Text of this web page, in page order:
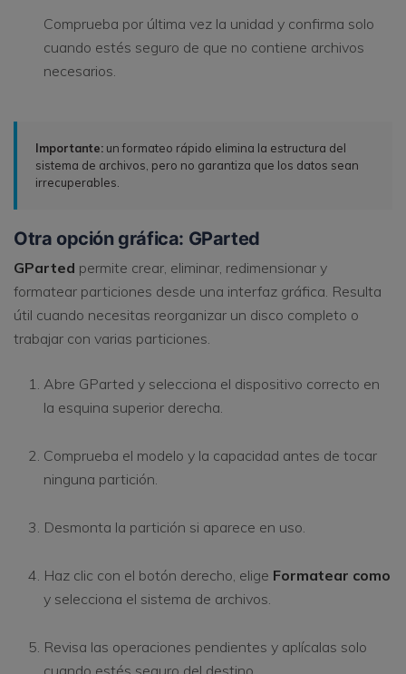
Comprueba por última vez la unidad y confirma solo
cuando estés seguro de que no contiene archivos
necesarios.
Importante: un formateo rápido elimina la estructura del
sistema de archivos, pero no garantiza que los datos sean
irrecuperables.
Otra opción gráfica: GParted
GParted permite crear, eliminar, redimensionar y
formatear particiones desde una interfaz gráfica. Resulta
útil cuando necesitas reorganizar un disco completo o
trabajar con varias particiones.
Abre GParted y selecciona el dispositivo correcto en
la esquina superior derecha.
Comprueba el modelo y la capacidad antes de tocar
ninguna partición.
Desmonta la partición si aparece en uso.
Haz clic con el botón derecho, elige Formatear como
y selecciona el sistema de archivos.
Revisa las operaciones pendientes y aplícalas solo
cuando estés seguro del destino.